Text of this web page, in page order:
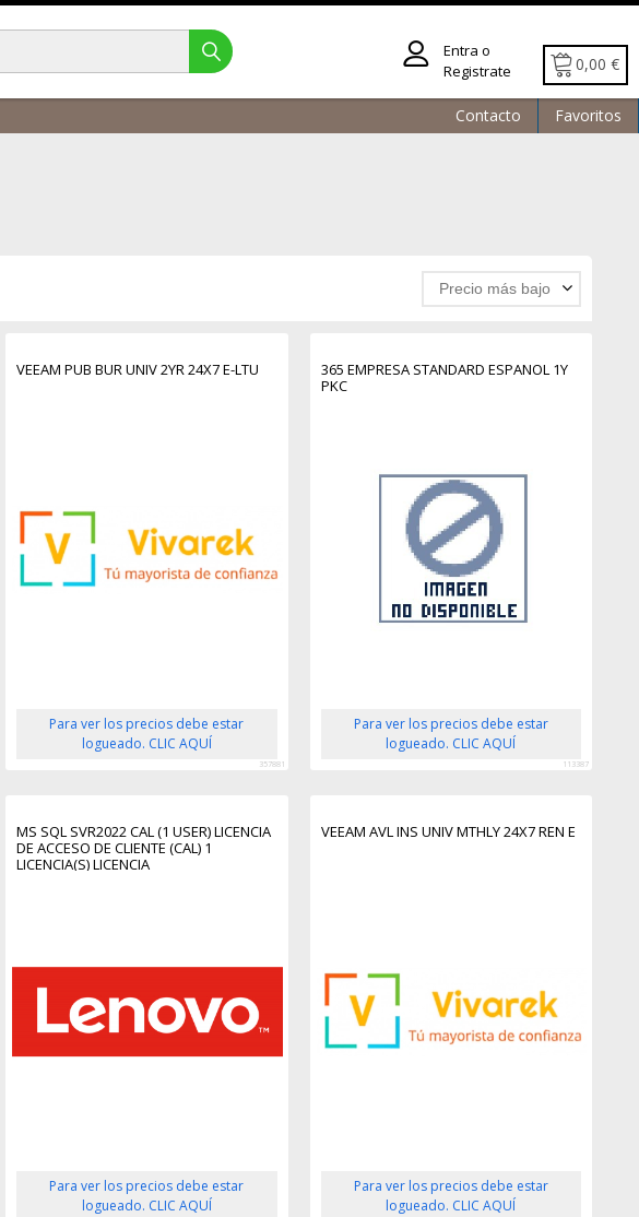
0,00 €
Entra o
Registrate
Contacto Favoritos
Precio más bajo
VEEAM PUB BUR UNIV 2YR 24X7 E-LTU
Para ver los precios debe estar
logueado. CLIC AQUÍ
357881
365 EMPRESA STANDARD ESPANOL 1Y
PKC
Para ver los precios debe estar
logueado. CLIC AQUÍ
113387
MS SQL SVR2022 CAL (1 USER) LICENCIA
DE ACCESO DE CLIENTE (CAL) 1
LICENCIA(S) LICENCIA
Para ver los precios debe estar
logueado. CLIC AQUÍ
VEEAM AVL INS UNIV MTHLY 24X7 REN E
Para ver los precios debe estar
logueado. CLIC AQUÍ